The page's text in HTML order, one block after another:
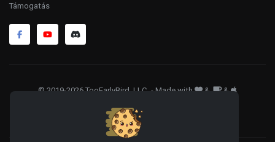
Támogatás
© 2019-2026 TooEarlyBird, LLC. - Made with & &
Adatkezelés